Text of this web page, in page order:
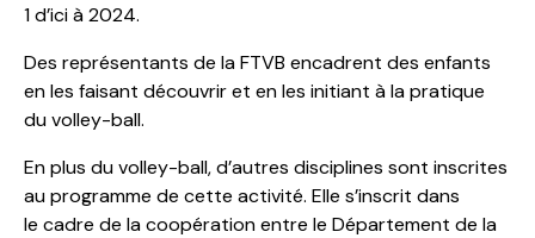
1 d’ici à 2024.
Des représentants de la FTVB encadrent des enfants
en les faisant découvrir et en les initiant à la pratique
du volley-ball.
En plus du volley-ball, d’autres disciplines sont inscrites
au programme de cette activité. Elle s’inscrit dans
le cadre de la coopération entre le Département de la